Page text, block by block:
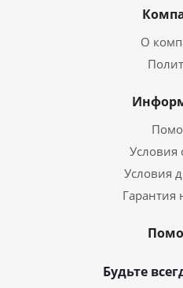
О
Условия
Условия
Гарантия
Будьте